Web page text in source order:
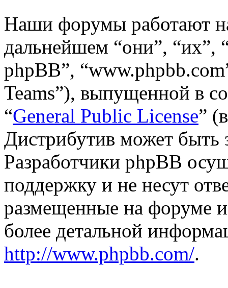
Наши форумы работают
дальнейшем “они”, “их”,
phpBB”,
Teams”), выпущенной в
“General Public License”
Дистрибутив может быть
Разработчики phpBB
поддержку и не несут
размещенные на форуме
более детальной
http://www.phpbb.com/.